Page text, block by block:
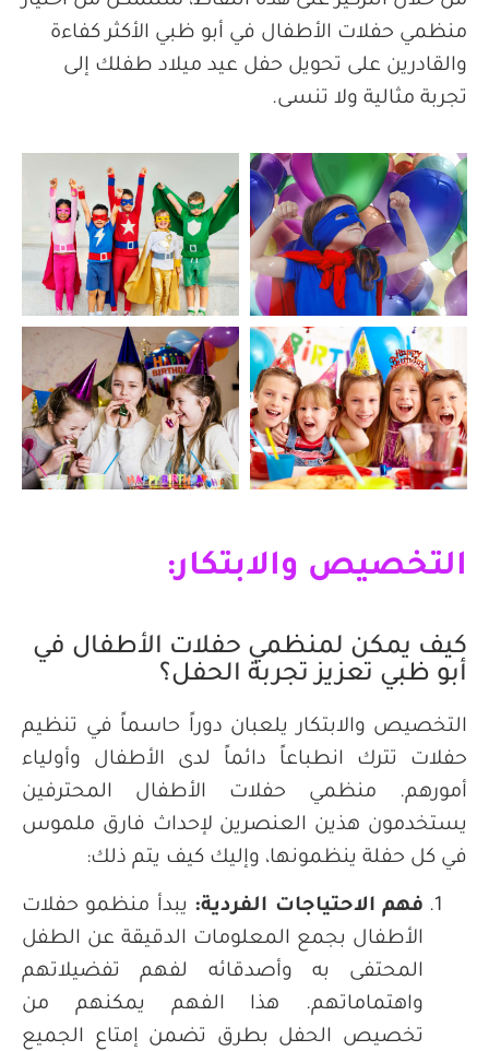
منظمي حفلات الأطفال في أبو ظبي الأكثر كفاءة
والقادرين على تحويل حفل عيد ميلاد طفلك إلى
تجربة مثالية ولا تنسى.
التخصيص والابتكار:
كيف يمكن لمنظمي حفلات الأطفال في
أبو ظبي تعزيز تجربة الحفل؟
التخصيص والابتكار يلعبان دوراً حاسماً في تنظيم
حفلات تترك انطباعاً دائماً لدى الأطفال وأولياء
أمورهم. منظمي حفلات الأطفال المحترفين
يستخدمون هذين العنصرين لإحداث فارق ملموس
في كل حفلة ينظمونها، وإليك كيف يتم ذلك:
فهم الاحتياجات الفردية: يبدأ منظمو حفلات
الأطفال بجمع المعلومات الدقيقة عن الطفل
المحتفى به وأصدقائه لفهم تفضيلاتهم
واهتماماتهم. هذا الفهم يمكنهم من
تخصيص الحفل بطرق تضمن إمتاع الجميع